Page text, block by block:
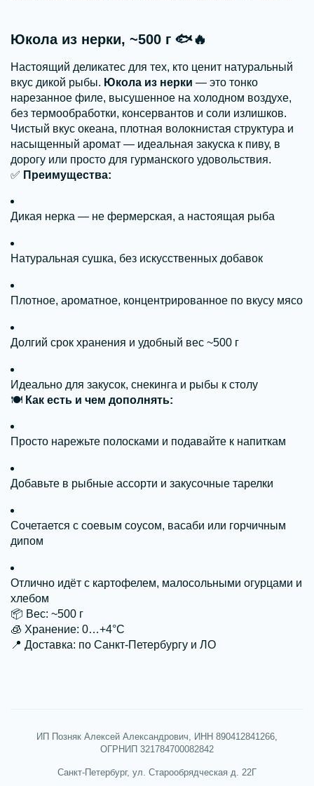
Юкола из нерки, ~500 г 🐟🔥
Настоящий деликатес для тех, кто ценит натуральный
вкус дикой рыбы. Юкола из нерки — это тонко
нарезанное филе, высушенное на холодном воздухе,
без термообработки, консервантов и соли излишков.
Чистый вкус океана, плотная волокнистая структура и
насыщенный аромат — идеальная закуска к пиву, в
дорогу или просто для гурманского удовольствия.
✅ Преимущества:
Дикая нерка — не фермерская, а настоящая рыба
Натуральная сушка, без искусственных добавок
Плотное, ароматное, концентрированное по вкусу мясо
Долгий срок хранения и удобный вес ~500 г
Идеально для закусок, снекинга и рыбы к столу
🍽 Как есть и чем дополнять:
Просто нарежьте полосками и подавайте к напиткам
Добавьте в рыбные ассорти и закусочные тарелки
Сочетается с соевым соусом, васаби или горчичным
дипом
Отлично идёт с картофелем, малосольными огурцами и
хлебом
📦 Вес: ~500 г
🧊 Хранение: 0…+4°C
📍 Доставка: по Санкт-Петербургу и ЛО
ИП Позняк Алексей Александрович, ИНН 890412841266,
ОГРНИП 321784700082842
Санкт-Петербург, ул. Старообрядческая д. 22Г